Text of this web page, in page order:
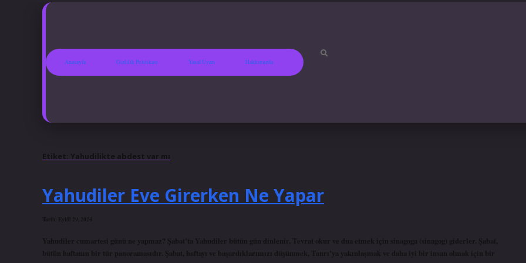
Anasayfa Gizlilik Politikası Yasal Uyarı Hakkımızda
Etiket: Yahudilikte abdest var mı
Yahudiler Eve Girerken Ne Yapar
Tarih: Eylül 29, 2024
Yahudiler cumartesi günü ne yapmaz? Şabat’ta Yahudiler bütün gün dinlenir, Tevrat okur ve dua etmek için sinagoga (sinagog) giderler. Şabat,
bütün haftanın bir tür panoramasıdır. Şabat, haftayı ve başardıklarımızı düşünmek, Tanrı’ya yakınlaşmak ve daha iyi bir insan olmak için bir